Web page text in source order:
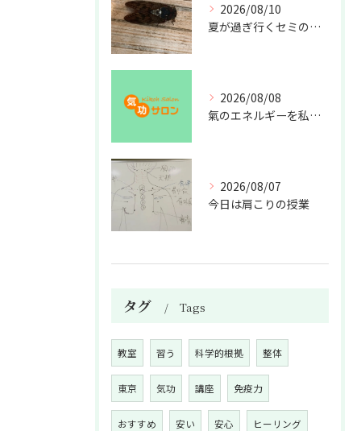
2026/08/10
夏が過ぎ行くセミの亡骸
2026/08/08
氣のエネルギーを私利私欲のために使うな
2026/08/07
今日は肩こりの授業
タグ Tags
教室 習う 科学的根拠 整体
東京 気功 講座 免疫力
おすすめ 安い 安心 ヒーリング